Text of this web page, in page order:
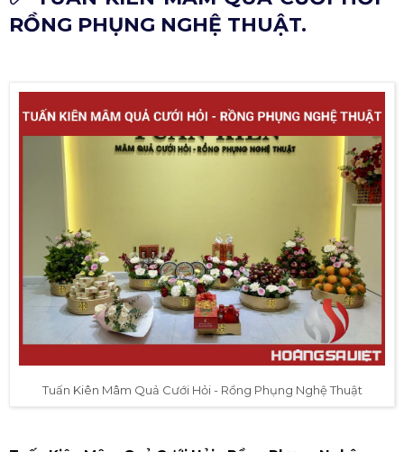
RỒNG PHỤNG NGHỆ THUẬT.
Tuấn Kiên Mâm Quả Cưới Hỏi - Rồng Phụng Nghệ Thuật